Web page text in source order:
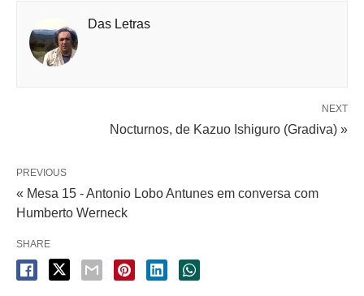
Das Letras
NEXT
Nocturnos, de Kazuo Ishiguro (Gradiva) »
PREVIOUS
« Mesa 15 - Antonio Lobo Antunes em conversa com
Humberto Werneck
SHARE